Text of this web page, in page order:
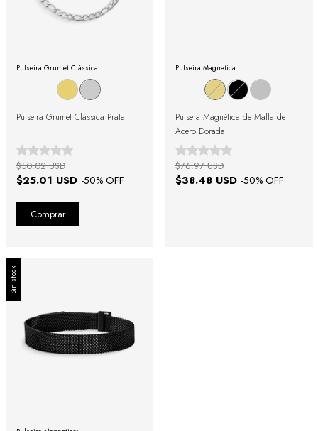
Pulseira Grumet Clássica:
Pulseira Grumet Clássica Prata
$25.01 USD -50% OFF
$50.02 USD
Pulseira Magnetica:
Pulsera Magnética de Malla de
Acero Dorada
$38.48 USD -50% OFF
$76.97 USD
Sin stock